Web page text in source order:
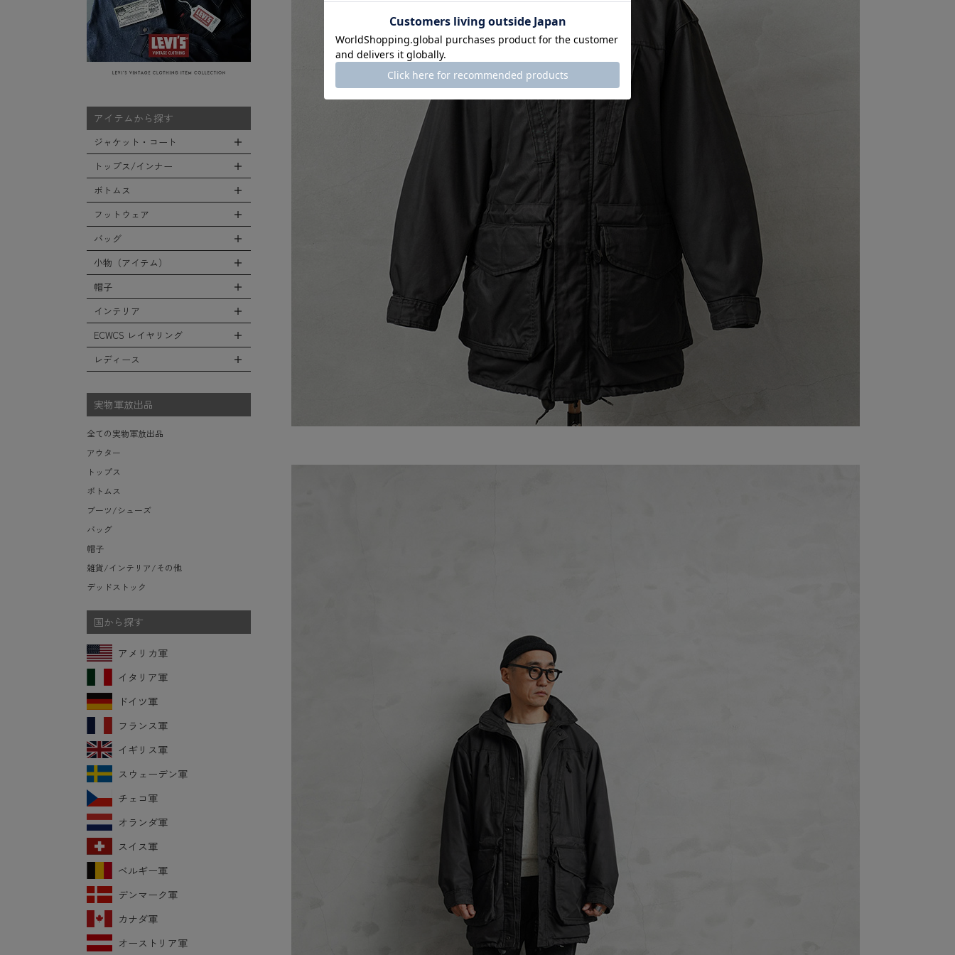
アイテムから探す
ジャケット・コート
全てのジャケット・コート
LEVEL7
フライトジャケット
M-65ジャケット
タンカースジャケット
コート
フリースジャケット
レザーアウター
ジャケットライナー
モッズコート
トップス/インナー
全てのトップス/インナー
Tシャツ
シャツ
スウェット/パーカー
セーター/カーディガン
ベスト
タンクトップ
ボトムス
全てのボトムス
カーゴパンツ
デニムパンツ
チノ，ワークパンツ
ファティーグパンツ
ナイロンパンツ
スウェットパンツ
ショートパンツ
アンダー（下着）
フットウェア
全てのフットウェア
ブーツ
シューズ・スニーカー
サンダル
レインシューズ・ブーツ
ソックス/靴下
バッグ
全てのバッグ
リュックサック
ショルダーバッグ
ヘルメットバッグ
トートバッグ
ダッフルバッグ
ボストンバッグ
ポーチ/ケース/etc
スーツケース/キャリーバッグ
ビジネスバッグ
小物（アイテム）
全ての小物（アイテム）
グローブ（手袋）
防寒物（ネックウォーマーetc）
傘/ポンチョ
ミリタリーウォッチ
サングラス・ゴーグル
帽子
全ての帽子
キャップ
ハット
ニット帽（ビーニー）
ベレー帽
ハンチング
キャスケット
その他
インテリア
全てのインテリア
デスク、椅子、家具
ボックス/ガソリン缶/etc
生地・テントシェル
ECWCS レイヤリング
全てのECWCS
ミッドベースレイヤー Level.2
ウィンドレイヤー Level.4
ソフトシェルレイヤー Level.5
ハードシェルレイヤー Level.6
アウターレイヤー Level.7
レディース
実物軍放出品
全ての実物軍放出品
アウター
トップス
ボトムス
ブーツ/シューズ
バッグ
帽子
雑貨/インテリア/その他
デッドストック
国から探す
アメリカ軍
イタリア軍
ドイツ軍
フランス軍
イギリス軍
スウェーデン軍
チェコ軍
オランダ軍
スイス軍
ベルギー軍
デンマーク軍
カナダ軍
オーストリア軍